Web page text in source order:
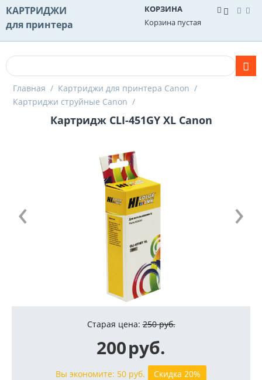
КАРТРИДЖИ
для принтера
КОРЗИНА
Корзина пустая
Главная / Картриджи для принтера Canon /
Картриджи струйные Canon /
Картридж CLI-451GY XL Canon
Старая цена: 250 руб.
200руб.
Вы экономите: 50 руб. Скидка 20%